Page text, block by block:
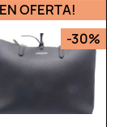
OFERTA!
-30%